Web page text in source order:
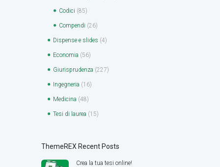
Codici (85)
Compendi (26)
Dispense e slides (4)
Economia (56)
Giurisprudenza (227)
Ingegneria (16)
Medicina (48)
Tesi di laurea (15)
ThemeREX Recent Posts
Crea la tua tesi online!